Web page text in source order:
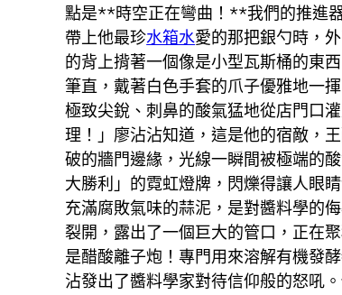
點是**時空正在彎曲！**我們的推進
帶上他最珍水箱水愛的那把銀勺時，
的背上揹著一個像是小型瓦斯桶的東
筆直，戴著白色手套的爪子優雅地一
極致尖銳、刺鼻的酸氣猛地從店門口
理！」廖沾沾知道，這是他的宿敵，
破的牆門邊緣，光線一瞬間被極端的
大勝利」的霓虹燈牌，閃爍得讓人眼
充滿腐敗氣味的蒜泥，是對醬料學的
裂開，露出了一個巨大的管口，正在
是醋酸離子炮！專門用來溶解有機發
沾發出了醬料學家對待信仰般的怒吼